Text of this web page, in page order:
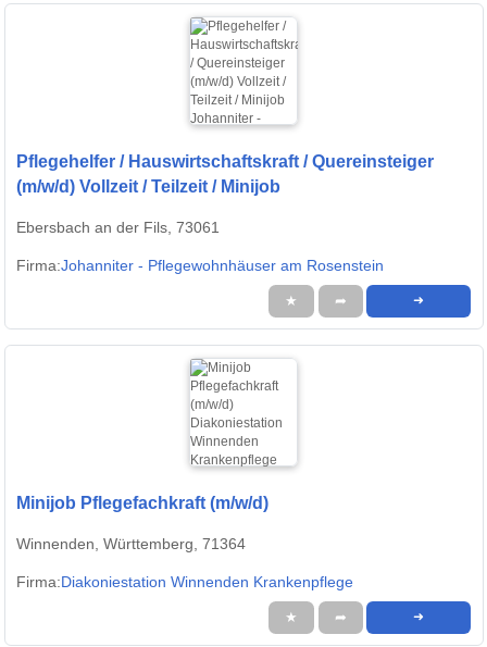
Pflegehelfer / Hauswirtschaftskraft / Quereinsteiger
(m/w/d) Vollzeit / Teilzeit / Minijob
Ebersbach an der Fils, 73061
Firma:Johanniter - Pflegewohnhäuser am Rosenstein
★ ➦ ➜
Minijob Pflegefachkraft (m/w/d)
Winnenden, Württemberg, 71364
Firma:Diakoniestation Winnenden Krankenpflege
★ ➦ ➜